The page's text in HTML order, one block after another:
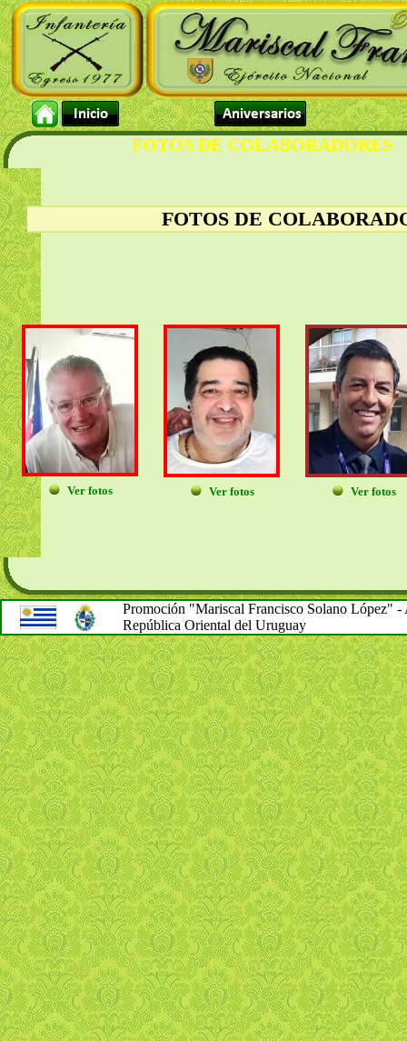
FOTOS DE COLABORADORES
FOTOS DE
Ver fotos Ver fotos Ver fotos
Promoción "Mariscal Francisco Solano López"
República Oriental del Uruguay